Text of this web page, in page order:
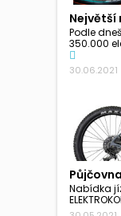
Největší
Podle
350.000
30.06.2021
Nabídka